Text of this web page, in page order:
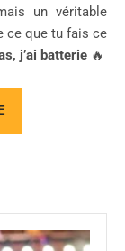
un véritable
ce que tu fais ce
j’ai batterie 🔥